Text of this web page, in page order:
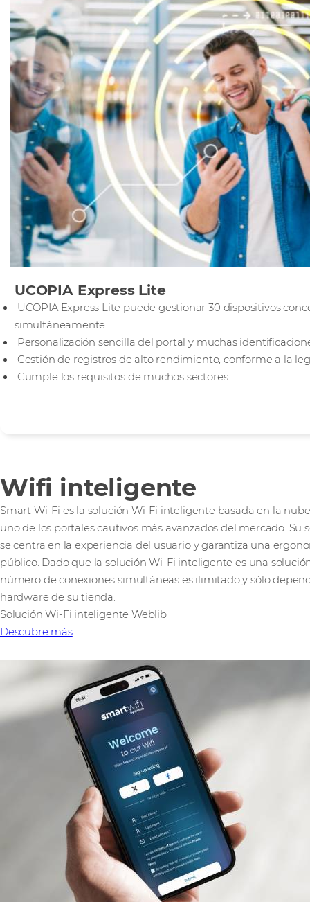
UCOPIA Express Lite
UCOPIA Express Lite puede gestionar 30 dispositivos
simultáneamente.
Personalización sencilla del portal y muchas
Gestión de registros de alto rendimiento, conforme a la
Cumple los requisitos de muchos sectores.
Wifi inteligente
Smart Wi-Fi es la solución Wi-Fi inteligente basada en la
uno de los portales cautivos más avanzados del mercado. Su
se centra en la experiencia del usuario y garantiza una
público. Dado que la solución Wi-Fi inteligente es una
número de conexiones simultáneas es ilimitado y sólo
hardware de su tienda.
Solución Wi-Fi inteligente Weblib
Descubre más